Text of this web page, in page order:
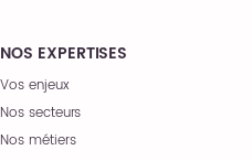
NOS EXPERTISES
Vos enjeux
Nos secteurs
Nos métiers